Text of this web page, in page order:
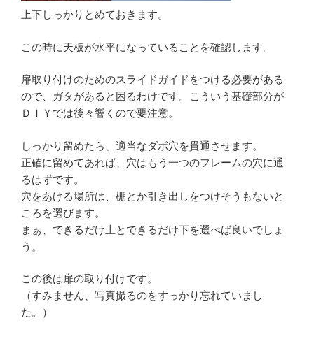
上下しっかりとめておきます。
この時に天板が水平になっていることを確認します。
扉取り付けのためのスライドガイドをつける必要がある
ので、ガタがあると困るわけです。こういう基礎部分が
ＤＩＹでは後々響くので要注意。
しっかり留めたら、適当なダボ穴を貫通させます。
正確に留めてあれば、穴はもう一つのフレームの穴に通
るはずです。
穴をあける場所は、棚とか引き出しをつけそうもないと
ころを選びます。
まぁ、できるだけ上とできるだけ下を選べば良いでしょ
う。
この後は扉の取り付けです。
（すみません、写真撮るのをすっかり忘れていまし
た。）